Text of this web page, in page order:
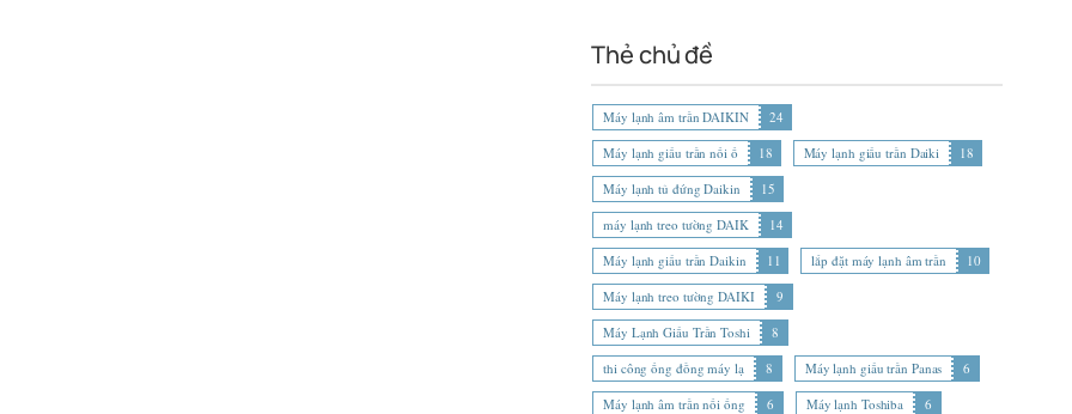
Thẻ chủ đề
Máy lạnh âm trần DAIKIN
24
Máy lạnh giấu trần nối ố
18 Máy lạnh giấu trần Daiki
18
Máy lạnh tủ đứng Daikin
15
máy lạnh treo tường DAIK
14
Máy lạnh giấu trần Daikin
11 lắp đặt máy lạnh âm trần
10
Máy lạnh treo tường DAIKI
9
Máy Lạnh Giấu Trần Toshi
8
thi công ống đồng máy lạ
8 Máy lạnh giấu trần Panas
6
Máy lạnh âm trần nối ống
6 Máy lạnh Toshiba
6